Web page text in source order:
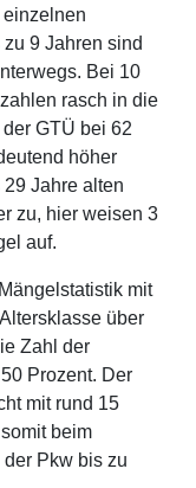
9 Jahren sind
Bei 10
rasch in die
GTÜ bei 62
höher
Jahre alten
zu, hier weisen 3
auf.
mit
über
Zahl der
Prozent. Der
mit rund 15
beim
Pkw bis zu